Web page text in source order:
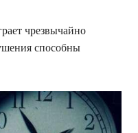
чрезвычайно
способны